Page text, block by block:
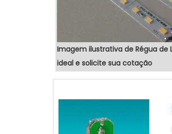
No nosso site você
um orçamento em
"
Imagem ilustrativa de Régua de
ideal e solicite sua cotação